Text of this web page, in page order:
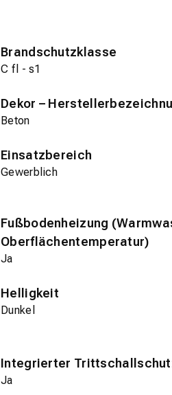
Brandschutzklasse
C fl - s1
Dekor –
Beton
Einsatzbereich
Gewerblich
Fußbodenheizung
Oberflächentemperatur)
Ja
Helligkeit
Dunkel
Integrierter
Ja